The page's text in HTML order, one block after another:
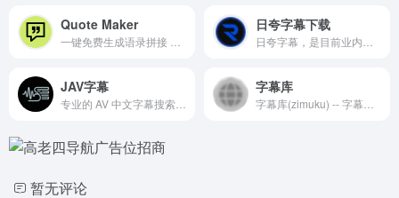
Quote Maker 日夸字幕下载
JAV字幕 字幕库
暂无评论